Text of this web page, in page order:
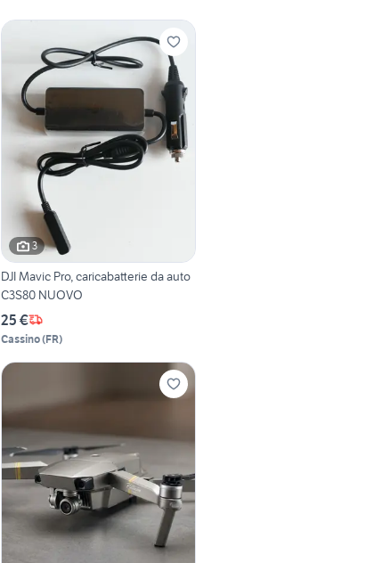
3
DJI Mavic Pro, caricabatterie da auto
C3S80 NUOVO
25 €
Cassino(FR)